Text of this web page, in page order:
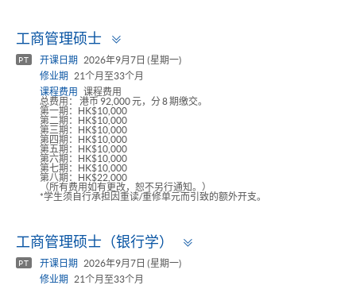
工商管理硕士
PT 开课日期
2026年9月7日 (星期一)
修业期
21个月至33个月
课程费用
课程费用
总费用： 港币 92,000 元，分 8 期缴交。
第一期：HK$10,000
第二期：HK$10,000
第三期：HK$10,000
第四期：HK$10,000
第五期：HK$10,000
第六期：HK$10,000
第七期：HK$10,000
第八期：HK$22,000
（所有费用如有更改，恕不另行通知。）
*学生须自行承担因重读/重修单元而引致的额外开支。
工商管理硕士（银行学）
PT 开课日期
2026年9月7日 (星期一)
修业期
21个月至33个月